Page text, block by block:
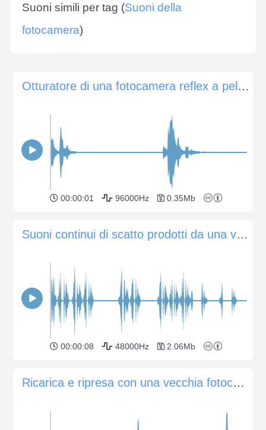
Suoni simili per tag (Suoni della
fotocamera)
Otturatore di una fotocamera reflex a pellicola analogica
00:00:01 96000Hz 0.35Mb
Suoni continui di scatto prodotti da una vecchia macchina fotografica che scatta una foto
00:00:08 48000Hz 2.06Mb
Ricarica e ripresa con una vecchia fotocamera Konica C35